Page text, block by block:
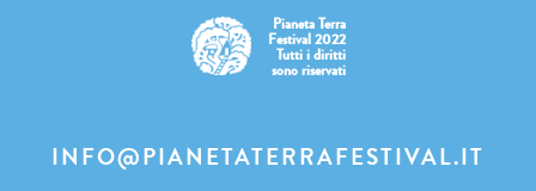
Pianeta Terra
Festival 2022
Tutti i diritti
sono riservati
INFO@PIANETATERRAFESTIVAL.IT